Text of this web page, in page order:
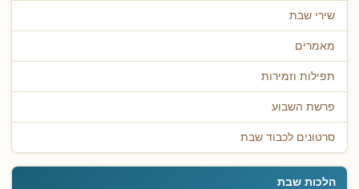
שירי שבת
מאמרים
תפילות וזמירות
פרשת השבוע
סרטונים לכבוד שבת
הלכות שבת